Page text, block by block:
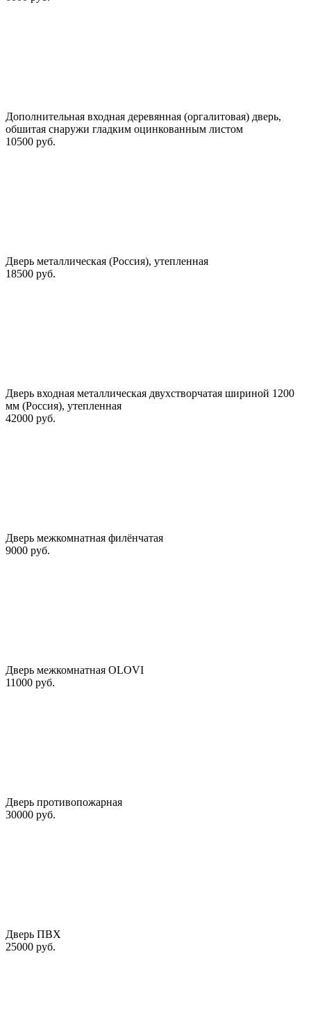
Дополнительная входная деревянная (оргалитовая) дверь,
обшитая снаружи гладким оцинкованным листом
10500 руб.
Дверь металлическая (Россия), утепленная
18500 руб.
Дверь входная металлическая двухстворчатая шириной 1200
мм (Россия), утепленная
42000 руб.
Дверь межкомнатная филёнчатая
9000 руб.
Дверь межкомнатная OLOVI
11000 руб.
Дверь противопожарная
30000 руб.
Дверь ПВХ
25000 руб.